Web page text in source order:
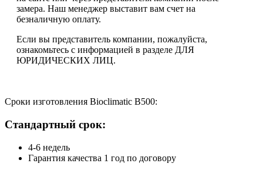
замера. Наш менеджер выставит вам счет на
безналичную оплату.
Если вы представитель компании, пожалуйста,
ознакомьтесь с информацией в разделе ДЛЯ
ЮРИДИЧЕСКИХ ЛИЦ.
Сроки изготовления Bioclimatic B500:
Стандартный срок:
4-6 недель
Гарантия качества 1 год по договору